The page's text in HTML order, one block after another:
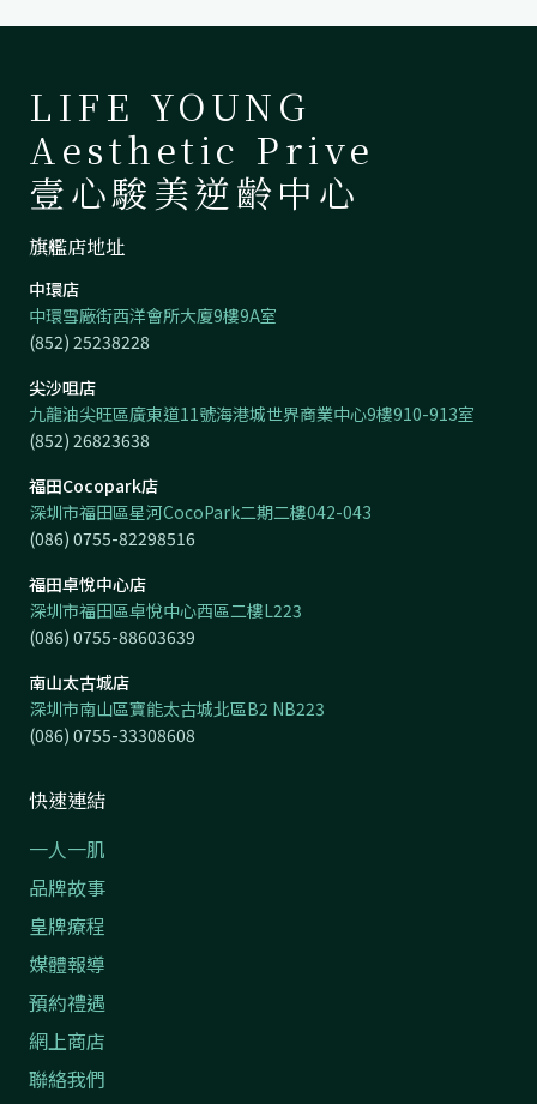
LIFE YOUNG
Aesthetic Prive
壹心駿美逆齡中心
旗艦店地址
中環店
中環雪廠街西洋會所大廈9樓9A室
(852) 25238228
尖沙咀店
九龍油尖旺區廣東道11號海港城世界商業中心9樓910-913室
(852) 26823638
福田Cocopark店
深圳市福田區星河CocoPark二期二樓042-043
(086) 0755-82298516
福田卓悅中心店
深圳市福田區卓悅中心西區二樓L223
(086) 0755-88603639
南山太古城店
深圳市南山區寶能太古城北區B2 NB223
(086) 0755-33308608
快速連結
一人一肌
品牌故事
皇牌療程
媒體報導
預約禮遇
網上商店
聯絡我們